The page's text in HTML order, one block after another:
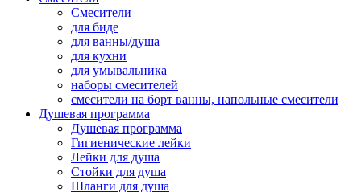
Смесители
для биде
для ванны/душа
для кухни
для умывальника
наборы смесителей
смесители на борт ванны, напольные смесители
Душевая программа
Душевая программа
Гигиенические лейки
Лейки для душа
Стойки для душа
Шланги для душа